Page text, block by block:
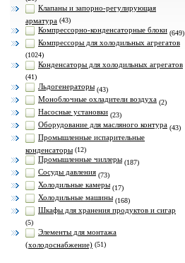
Клапаны и запорно-регулирующая
арматура (43)
Компрессорно-конденсаторные блоки (649)
Компрессоры для холодильных агрегатов
(1024)
Конденсаторы для холодильных агрегатов
(41)
Льдогенераторы (43)
Моноблочные охладители воздуха (2)
Насосные установки (23)
Оборудование для масляного контура (43)
Промышленные испарительные
конденсаторы (12)
Промышленные чиллеры (187)
Сосуды давления (73)
Холодильные камеры (17)
Холодильные машины (168)
Шкафы для хранения продуктов и сигар
(5)
Элементы для монтажа
(холодоснабжение) (51)